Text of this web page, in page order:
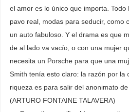
el amor es lo único que importa.
pavo real, modas para seducir, como
un auto fabuloso. Y el drama es que
de al lado va vacío, o con una mujer
necesita un Porsche para que una
Smith tenía esto claro: la razón por la
riqueza es para salir del anonimato
(ARTURO FONTAINE TALAVERA)